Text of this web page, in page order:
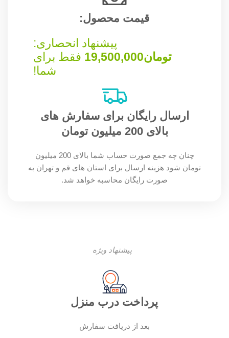
قیمت محصول:​
پیشنهاد انحصاری:
تومان19,500,000 فقط برای
شما!
ارسال رایگان برای سفارش های
بالای 200 میلیون تومان
چنان چه جمع صورت حساب شما بالای 200 میلیون
تومان شود هزینه ارسال برای استان های قم و تهران به
صورت رایگان محاسبه خواهد شد.
پیشنهاد ویژه
پرداخت درب منزل
بعد از دریافت سفارش